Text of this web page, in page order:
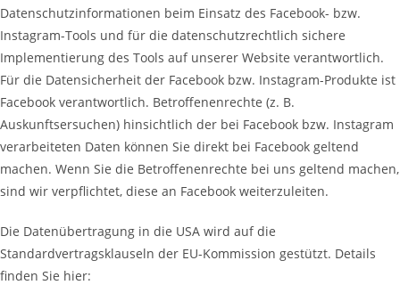
Datenschutzinformationen beim Einsatz des Facebook- bzw.
Instagram-Tools und für die datenschutzrechtlich sichere
Implementierung des Tools auf unserer Website verantwortlich.
Für die Datensicherheit der Facebook bzw. Instagram-Produkte ist
Facebook verantwortlich. Betroffenenrechte (z. B.
Auskunftsersuchen) hinsichtlich der bei Facebook bzw. Instagram
verarbeiteten Daten können Sie direkt bei Facebook geltend
machen. Wenn Sie die Betroffenenrechte bei uns geltend machen,
sind wir verpflichtet, diese an Facebook weiterzuleiten.
Die Datenübertragung in die USA wird auf die
Standardvertragsklauseln der EU-Kommission gestützt. Details
finden Sie hier: